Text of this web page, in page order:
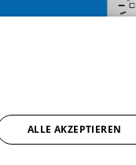
ALLE AKZEPTIEREN